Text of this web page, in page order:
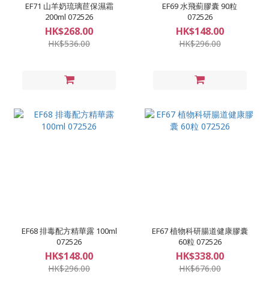
EF71 山羊奶琉璃苣保濕霜
200ml 072526
HK$268.00
HK$536.00
EF69 水飛薊膠囊 90粒
072526
HK$148.00
HK$296.00
EF68 排毒配方精華露 100ml
072526
HK$148.00
HK$296.00
EF67 植物科研腸道健康膠囊
60粒 072526
HK$338.00
HK$676.00